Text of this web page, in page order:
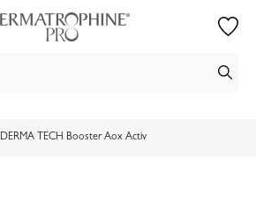
DERMA TECH Booster Aox Activ